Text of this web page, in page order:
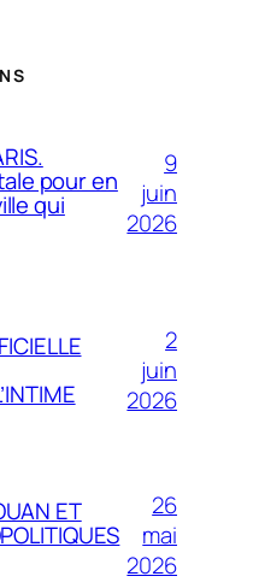
pour en
qui
9
juin
2026
2
juin
2026
ET
26
mai
2026